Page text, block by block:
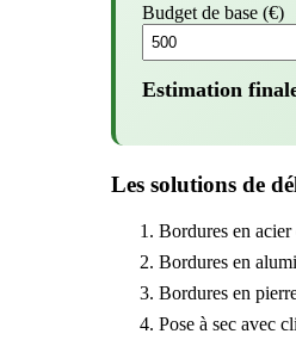
Budget de base (€)
Estimation
Les solutions de
Bordures en
Bordures en
Bordures en
Pose à sec avec